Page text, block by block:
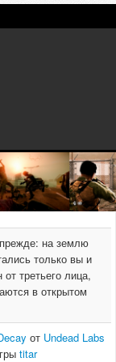
на землю
только вы и
третьего лица,
в открытом
от Undead Labs
titar